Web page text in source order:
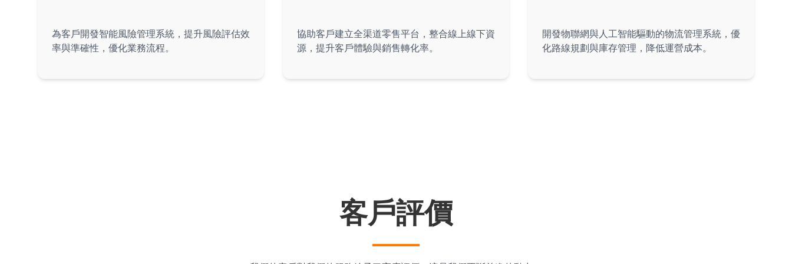
金融科技解決方案
金融服務行業
為客戶開發智能風險管理系統，提升風險評估效
率與準確性，優化業務流程。
零售數碼轉型
零售與電商行業
協助客戶建立全渠道零售平台，整合線上線下資
源，提升客戶體驗與銷售轉化率。
智能物流管理
物流與供應鏈行業
開發物聯網與人工智能驅動的物流管理系統，優
化路線規劃與庫存管理，降低運營成本。
客戶評價